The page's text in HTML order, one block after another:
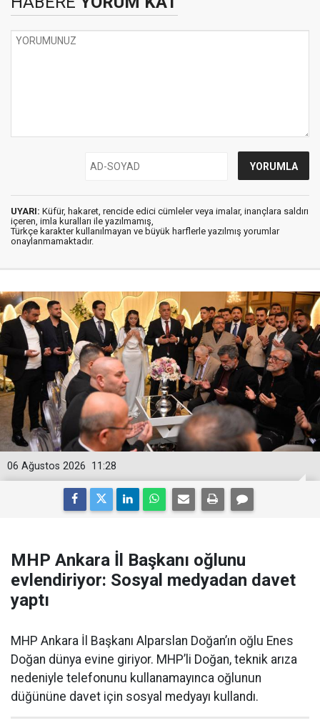
UYARI: Küfür, hakaret, rencide edici cümleler veya imalar, inançlara saldırı
içeren, imla kuralları ile yazılmamış,
Türkçe karakter kullanılmayan ve büyük harflerle yazılmış yorumlar
onaylanmamaktadır.
11:28
06 Ağustos 2026
MHP Ankara İl Başkanı oğlunu
evlendiriyor: Sosyal medyadan davet
yaptı
MHP Ankara İl Başkanı Alparslan Doğan’ın oğlu Enes
Doğan dünya evine giriyor. MHP’li Doğan, teknik arıza
nedeniyle telefonunu kullanamayınca oğlunun
düğününe davet için sosyal medyayı kullandı.